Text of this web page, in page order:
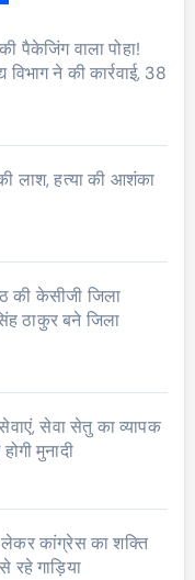
पैकेजिंग वाला पोहा!
ने की कार्रवाई, 38
लाश, हत्या की आशंका
की केसीजी जिला
ठाकुर बने जिला
सेवा सेतु का व्यापक
मुनादी
कांग्रेस का शक्ति
रहे गाड़िया